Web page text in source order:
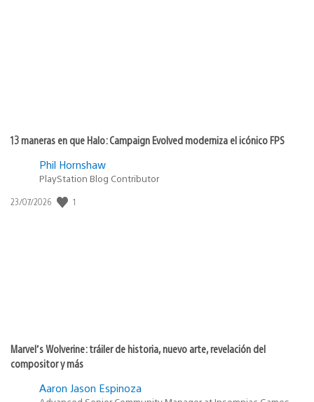
13 maneras en que Halo: Campaign Evolved moderniza el icónico FPS
Phil Hornshaw
PlayStation Blog Contributor
Fecha
23/07/2026 1
Marvel’s Wolverine: tráiler de historia, nuevo arte, revelación del
compositor y más
Aaron Jason Espinoza